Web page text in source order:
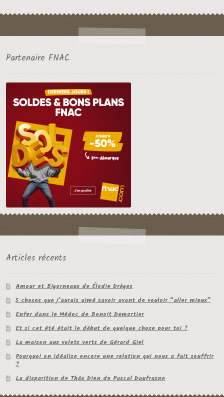
Partenaire FNAC
Articles récents
Amour et Bigorneaux de Élodie Drèges
5 choses que j’aurais aimé savoir avant de vouloir “aller mieux”
Enfer dans le Médoc de Benoit Demortier
Et si cet été était le début de quelque chose pour toi ?
La maison aux volets verts de Gérard Giel
Pourquoi on idéalise encore une relation qui nous a fait souffrir
?
La disparition de Thâo Dien de Pascal Daufrasne